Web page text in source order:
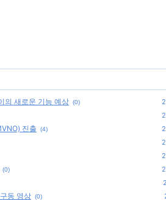
의 새로운 기능 예상 (0)
진출 (4)
(0)
동 영상 (0)